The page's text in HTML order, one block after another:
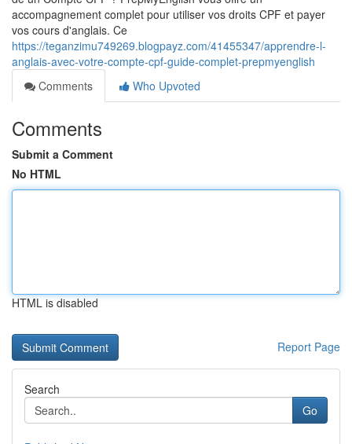
accompagnement complet pour utiliser vos droits CPF et payer
vos cours d'anglais. Ce
https://teganzimu749269.blogpayz.com/41455347/apprendre-l-
anglais-avec-votre-compte-cpf-guide-complet-prepmyenglish
Comments
Who Upvoted
Comments
Submit a Comment
No HTML
HTML is disabled
Report Page
Search
Go